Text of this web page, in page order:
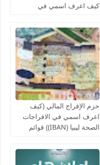
كيف اعرف اسمي في
لإنجاز الإفراج المالي عن
رواتب الموظفين لشهر
أغسطس
حزم الإفراج المالي (كيف
اعرف اسمي في الافراجات
الصحة ليبيا (IBAN)) قوائم
الخدمات المالية الحجر
الزراعي ,جهاز حرس المنشآت